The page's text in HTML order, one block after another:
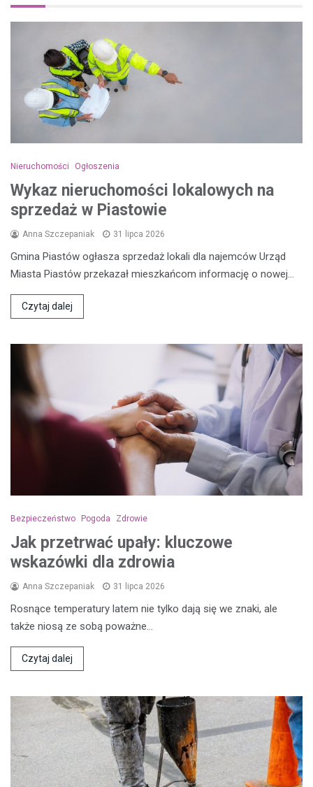
Nieruchomości Ogłoszenia
Wykaz nieruchomości lokalowych na
sprzedaż w Piastowie
Anna Szczepaniak 31 lipca 2026
Gmina Piastów ogłasza sprzedaż lokali dla najemców Urząd
Miasta Piastów przekazał mieszkańcom informację o nowej…
Czytaj dalej
Bezpieczeństwo Pogoda Zdrowie
Jak przetrwać upały: kluczowe
wskazówki dla zdrowia
Anna Szczepaniak 31 lipca 2026
Rosnące temperatury latem nie tylko dają się we znaki, ale
także niosą ze sobą poważne…
Czytaj dalej